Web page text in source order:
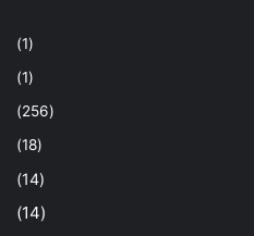
(1)
(1)
(256)
(18)
(14)
(14)